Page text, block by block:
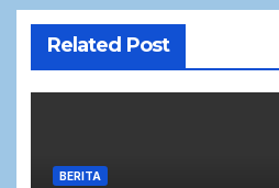
Related Post
BERITA